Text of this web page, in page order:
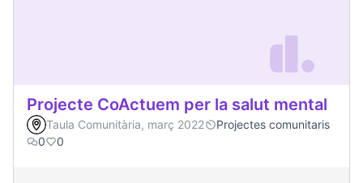
Projecte CoActuem per la salut mental
Taula Comunitària, març 2022
Projectes comunitaris
0
0